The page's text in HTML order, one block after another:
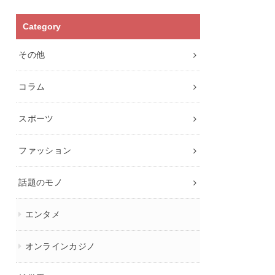
Category
その他
コラム
スポーツ
ファッション
話題のモノ
エンタメ
オンラインカジノ